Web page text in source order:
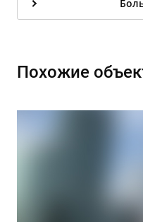
Похожие